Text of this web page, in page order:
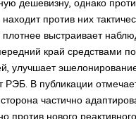
дешевизну, однако
против них
выстраивает
край средствами
улучшает
РЭБ. В публикации
частично
против нового